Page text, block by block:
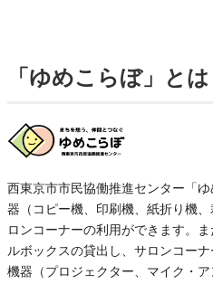
「ゆめこらぼ」とは
西東京市市民協働推進センター「
器（コピー機、印刷機、紙折り機
ロンコーナーの利用ができます。
ルボックスの貸出し、サロンコー
機器（プロジェクター、マイク・